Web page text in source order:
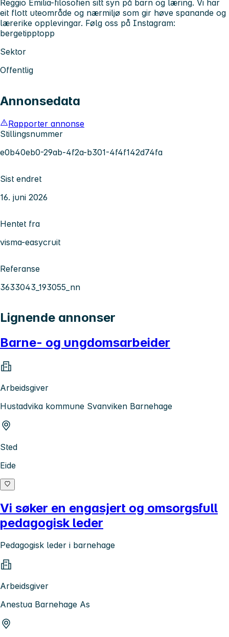
Reggio Emilia-filosofien sitt syn på barn og læring. Vi har
eit flott uteområde og nærmiljø som gir høve spanande og
lærerike opplevingar. Følg oss på Instagram:
bergetipptopp
Sektor
Offentlig
Annonsedata
Rapporter annonse
Stillingsnummer
e0b40eb0-29ab-4f2a-b301-4f4f142d74fa
Sist endret
16. juni 2026
Hentet fra
visma-easycruit
Referanse
3633043_193055_nn
Lignende annonser
Barne- og ungdomsarbeider
Arbeidsgiver
Hustadvika kommune Svanviken Barnehage
Sted
Eide
Vi søker en engasjert og omsorgsfull
pedagogisk leder
Pedagogisk leder i barnehage
Arbeidsgiver
Anestua Barnehage As